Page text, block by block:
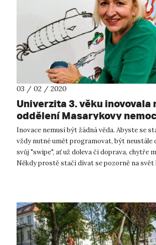
03 / 02 / 2020
Univerzita 3. věku inovovala
oddělení Masarykovy
Inovace nemusí být žádná věda. Abyste se
vždy nutné umět programovat, být neustále
svůj "swipe", ať už doleva či doprava, chytře
Někdy prostě stačí dívat se pozorně na svět